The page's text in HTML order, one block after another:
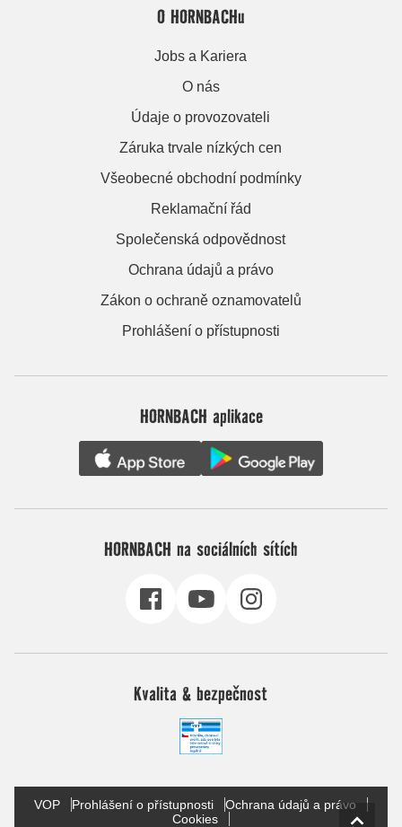
O HORNBACHu
Jobs a Kariera
O nás
Údaje o provozovateli
Záruka trvale nízkých cen
Všeobecné obchodní podmínky
Reklamační řád
Společenská odpovědnost
Ochrana údajů a právo
Zákon o ochraně oznamovatelů
Prohlášení o přístupnosti
HORNBACH aplikace
HORNBACH na sociálních sítích
Kvalita & bezpečnost
VOP Prohlášení o přístupnosti
Ochrana údajů a právo
Cookies